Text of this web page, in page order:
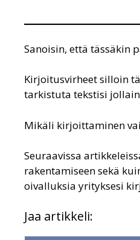
Sanoisin, että tässäkin
Kirjoitusvirheet silloin
tarkistuta tekstisi
Mikäli kirjoittaminen
Seuraavissa
rakentamiseen sekä
oivalluksia yrityksesi
Jaa artikkeli: